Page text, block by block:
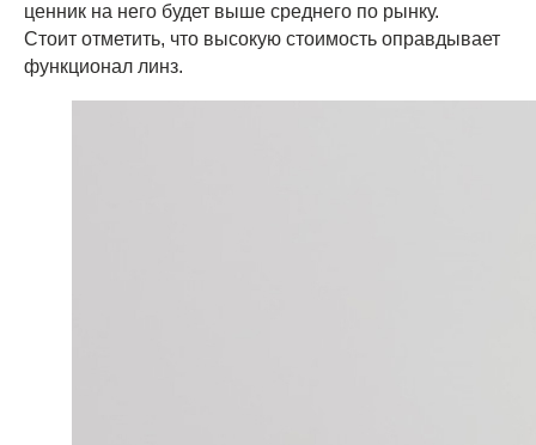
ценник на него будет выше среднего по рынку.
Стоит отметить, что высокую стоимость оправдывает
функционал линз.